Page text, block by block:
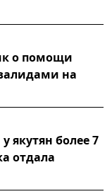
о помощи
на
более 7
отдала